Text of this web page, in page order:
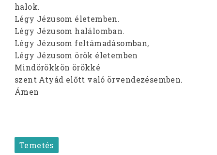
halok.
Légy Jézusom életemben.
Légy Jézusom halálomban.
Légy Jézusom feltámadásomban,
Légy Jézusom örök életemben
Mindörökkön örökké
szent Atyád előtt való örvendezésemben.
Ámen
Temetés